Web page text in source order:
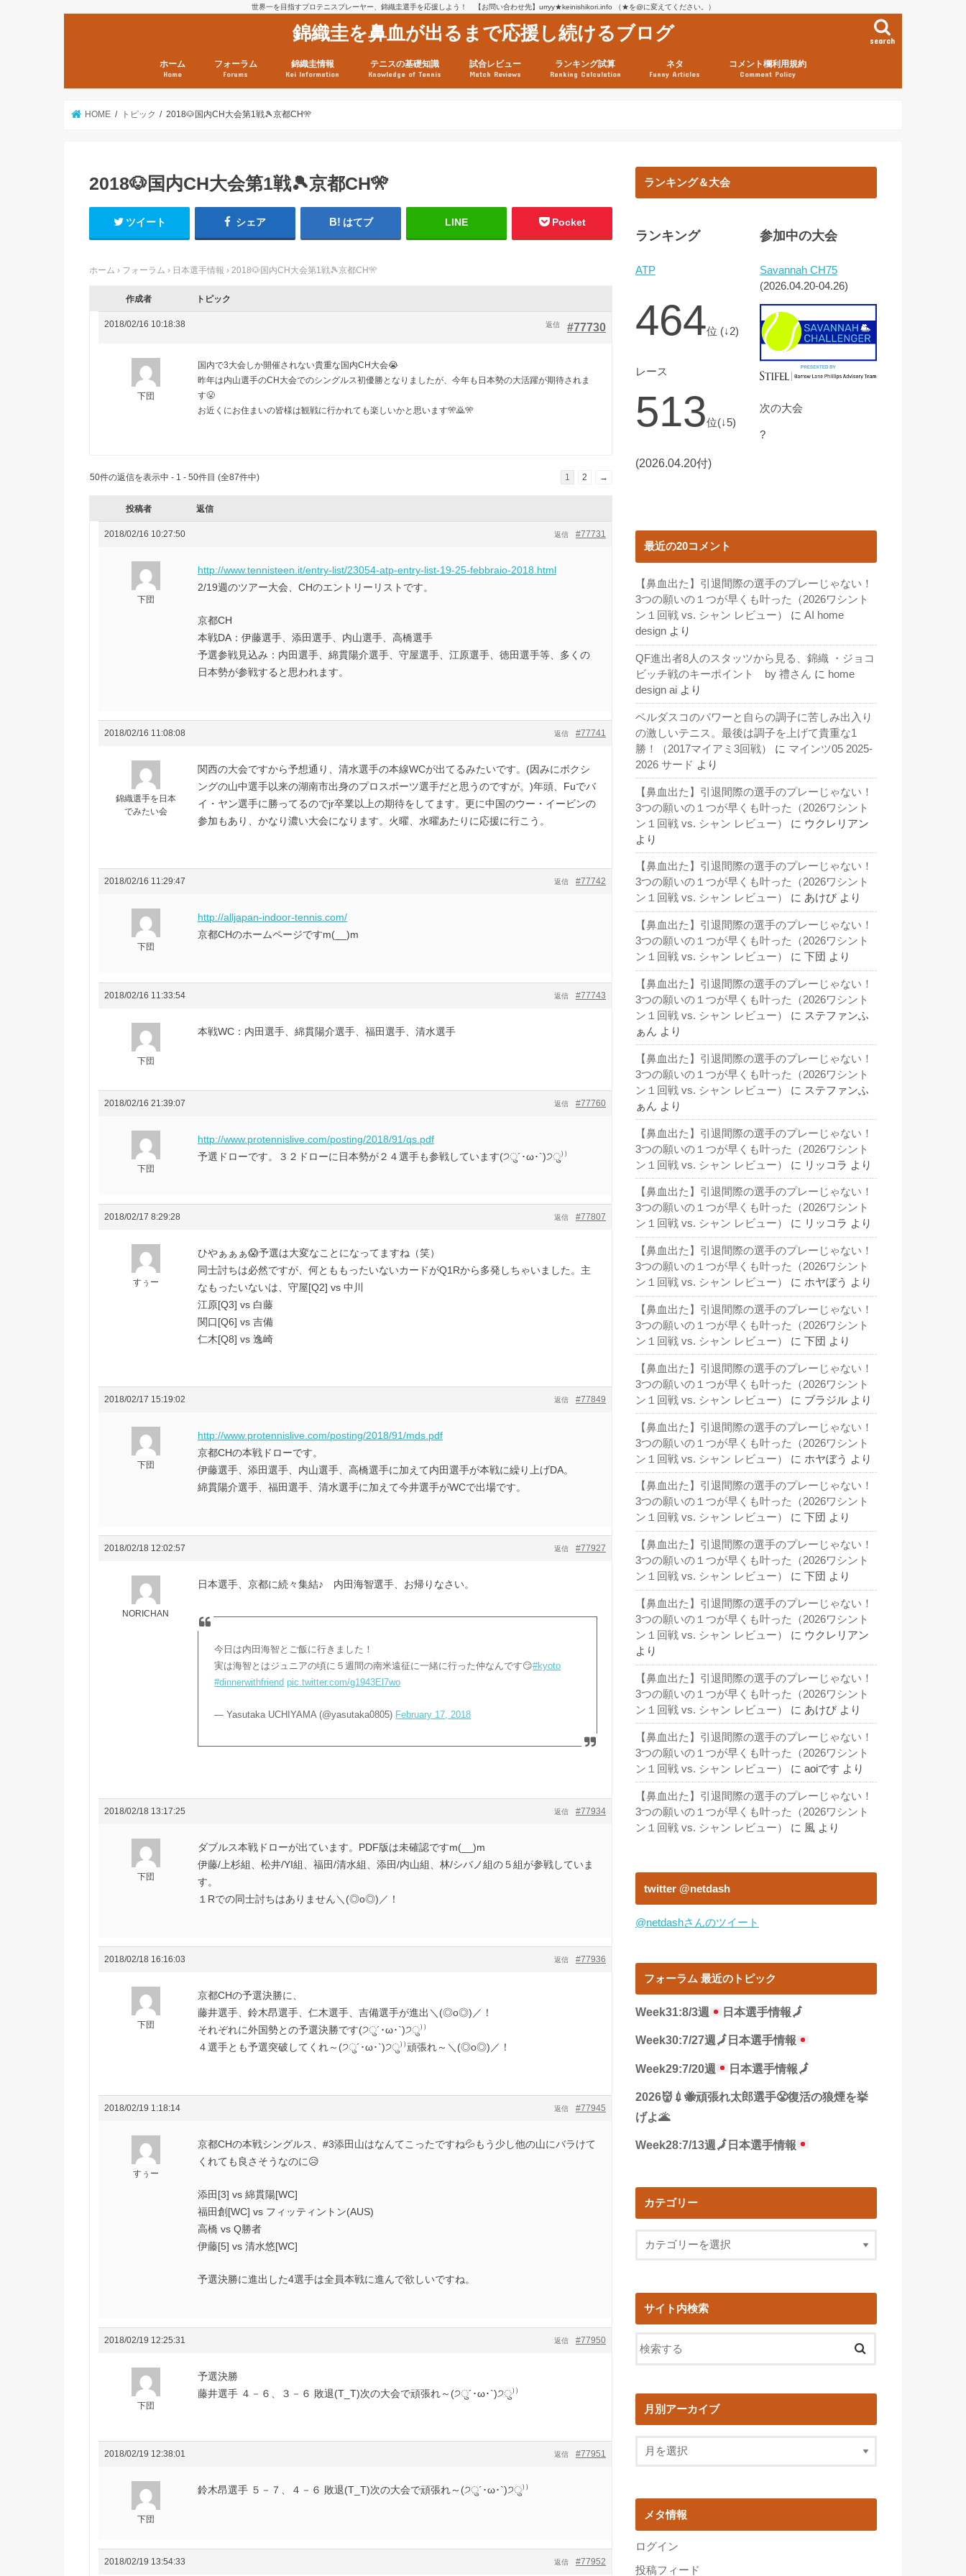
世界一を目指すプロテニスプレーヤー、錦織圭選手を応援しよう！ 【お問い合わせ先】urryy★keinishikori.info （★を@に変えてください。）
錦織圭を鼻血が出るまで応援し続けるブログ search
ホーム
Home
フォーラム
Forums
錦織圭情報
Kei Information
日現在）
点）
テニスの基礎知識
Knowledge of Tennis
試合レビュー
Match Reviews
ランキング試算
Ranking Calculation
ネタ
Funny Articles
コメント欄利用規約
Comment Policy
HOME トピック 2018🐶国内CH大会第1戦🎾京都CH🎌
2018🐶国内CH大会第1戦🎾京都CH🎌
ツイート シェア はてブ LINE Pocket
ホーム › フォーラム › 日本選手情報 › 2018🐶国内CH大会第1戦🎾京都CH🎌
作成者 トピック
2018/02/16 10:18:38 #77730
返信
下団
国内で3大会しか開催されない貴重な国内CH大会😭
昨年は内山選手のCH大会でのシングルス初優勝となりましたが、今年も日本勢の大活躍が期待されま
す😤
お近くにお住まいの皆様は観戦に行かれても楽しいかと思います🎌🙇🎌
50件の返信を表示中 - 1 - 50件目 (全87件中) 1 2 →
投稿者 返信
2018/02/16 10:27:50 #77731
返信
下団
http://www.tennisteen.it/entry-list/23054-atp-entry-list-19-25-febbraio-2018.html
2/19週のツアー大会、CHのエントリーリストです。
京都CH
本戦DA：伊藤選手、添田選手、内山選手、高橋選手
予選参戦見込み：内田選手、綿貫陽介選手、守屋選手、江原選手、徳田選手等、多くの
日本勢が参戦すると思われます。
2018/02/16 11:08:08 #77741
返信
錦織選手を日本
でみたい会
関西の大会ですから予想通り、清水選手の本線WCが出てるみたいです。(因みにボクシ
ングの山中選手以来の湖南市出身のプロスポーツ選手だと思うのですが。)年頭、Fuでバ
イ・ヤン選手に勝ってるのでjr卒業以上の期待をしてます。更に中国のウー・イービンの
参加もあり、かなり濃い大会になります。火曜、水曜あたりに応援に行こう。
2018/02/16 11:29:47 #77742
返信
下団
http://alljapan-indoor-tennis.com/
京都CHのホームページですm(__)m
2018/02/16 11:33:54 #77743
返信
下団
本戦WC：内田選手、綿貫陽介選手、福田選手、清水選手
2018/02/16 21:39:07 #77760
返信
下団
http://www.protennislive.com/posting/2018/91/qs.pdf
予選ドローです。３２ドローに日本勢が２４選手も参戦しています(੭ु´･ω･`)੭ु⁾⁾
2018/02/17 8:29:28 #77807
返信
すぅー
ひやぁぁぁ😱予選は大変なことになってますね（笑）
同士討ちは必然ですが、何とももったいないカードがQ1Rから多発しちゃいました。主
なもったいないは、守屋[Q2] vs 中川
江原[Q3] vs 白藤
関口[Q6] vs 吉備
仁木[Q8] vs 逸崎
2018/02/17 15:19:02 #77849
返信
下団
http://www.protennislive.com/posting/2018/91/mds.pdf
京都CHの本戦ドローです。
伊藤選手、添田選手、内山選手、高橋選手に加えて内田選手が本戦に繰り上げDA。
綿貫陽介選手、福田選手、清水選手に加えて今井選手がWCで出場です。
2018/02/18 12:02:57 #77927
返信
NORICHAN
日本選手、京都に続々集結♪ 内田海智選手、お帰りなさい。
今日は内田海智とご飯に行きました！
実は海智とはジュニアの頃に５週間の南米遠征に一緒に行った仲なんです😏#kyoto
#dinnerwithfriend pic.twitter.com/g1943El7wo
— Yasutaka UCHIYAMA (@yasutaka0805) February 17, 2018
2018/02/18 13:17:25 #77934
返信
下団
ダブルス本戦ドローが出ています。PDF版は未確認ですm(__)m
伊藤/上杉組、松井/YI組、福田/清水組、添田/内山組、林/シバノ組の５組が参戦していま
す。
１Rでの同士討ちはありません＼(◎o◎)／！
2018/02/18 16:16:03 #77936
返信
下団
京都CHの予選決勝に、
藤井選手、鈴木昂選手、仁木選手、吉備選手が進出＼(◎o◎)／！
それぞれに外国勢との予選決勝です(੭ु´･ω･`)੭ु⁾⁾
４選手とも予選突破してくれ～(੭ु´･ω･`)੭ु⁾⁾頑張れ～＼(◎o◎)／！
2018/02/19 1:18:14 #77945
返信
すぅー
京都CHの本戦シングルス、#3添田山はなんてこったですね💦もう少し他の山にバラけて
くれても良さそうなのに😥
添田[3] vs 綿貫陽[WC]
福田創[WC] vs フィッティントン(AUS)
高橋 vs Q勝者
伊藤[5] vs 清水悠[WC]
予選決勝に進出した4選手は全員本戦に進んで欲しいですね。
2018/02/19 12:25:31 #77950
返信
下団
予選決勝
藤井選手 ４－６、３－６ 敗退(T_T)次の大会で頑張れ～(੭ु´･ω･`)੭ु⁾⁾
2018/02/19 12:38:01 #77951
返信
下団
鈴木昂選手 ５－７、４－６ 敗退(T_T)次の大会で頑張れ～(੭ु´･ω･`)੭ु⁾⁾
2018/02/19 13:54:33 #77952
返信
ランキング＆大会
ランキング
ATP
464位 (↓2)
レース
513位(↓5)
(2026.04.20付)
参加中の大会
Savannah CH75
(2026.04.20-04.26)
次の大会
?
最近の20コメント
【鼻血出た】引退間際の選手のプレーじゃない！
3つの願いの１つが早くも叶った（2026ワシント
ン１回戦 vs. シャン レビュー）
に AI home
design より
QF進出者8人のスタッツから見る、錦織 ・ジョコ
ビッチ戦のキーポイント by 禮さん に home
design ai より
ベルダスコのパワーと自らの調子に苦しみ出入り
の激しいテニス。最後は調子を上げて貴重な1
勝！（2017マイアミ3回戦）
に マインツ05 2025-
2026 サード より
【鼻血出た】引退間際の選手のプレーじゃない！
3つの願いの１つが早くも叶った（2026ワシント
ン１回戦 vs. シャン レビュー）
に ウクレリアン
より
【鼻血出た】引退間際の選手のプレーじゃない！
3つの願いの１つが早くも叶った（2026ワシント
ン１回戦 vs. シャン レビュー）
に あけび より
【鼻血出た】引退間際の選手のプレーじゃない！
3つの願いの１つが早くも叶った（2026ワシント
ン１回戦 vs. シャン レビュー）
に 下団 より
【鼻血出た】引退間際の選手のプレーじゃない！
3つの願いの１つが早くも叶った（2026ワシント
ン１回戦 vs. シャン レビュー）
に ステファンふ
ぁん より
【鼻血出た】引退間際の選手のプレーじゃない！
3つの願いの１つが早くも叶った（2026ワシント
ン１回戦 vs. シャン レビュー）
に ステファンふ
ぁん より
【鼻血出た】引退間際の選手のプレーじゃない！
3つの願いの１つが早くも叶った（2026ワシント
ン１回戦 vs. シャン レビュー）
に リッコラ より
【鼻血出た】引退間際の選手のプレーじゃない！
3つの願いの１つが早くも叶った（2026ワシント
ン１回戦 vs. シャン レビュー）
に リッコラ より
【鼻血出た】引退間際の選手のプレーじゃない！
3つの願いの１つが早くも叶った（2026ワシント
ン１回戦 vs. シャン レビュー）
に ホヤぼう より
【鼻血出た】引退間際の選手のプレーじゃない！
3つの願いの１つが早くも叶った（2026ワシント
ン１回戦 vs. シャン レビュー）
に 下団 より
【鼻血出た】引退間際の選手のプレーじゃない！
3つの願いの１つが早くも叶った（2026ワシント
ン１回戦 vs. シャン レビュー）
に ブラジル より
【鼻血出た】引退間際の選手のプレーじゃない！
3つの願いの１つが早くも叶った（2026ワシント
ン１回戦 vs. シャン レビュー）
に ホヤぼう より
【鼻血出た】引退間際の選手のプレーじゃない！
3つの願いの１つが早くも叶った（2026ワシント
ン１回戦 vs. シャン レビュー）
に 下団 より
【鼻血出た】引退間際の選手のプレーじゃない！
3つの願いの１つが早くも叶った（2026ワシント
ン１回戦 vs. シャン レビュー）
に 下団 より
【鼻血出た】引退間際の選手のプレーじゃない！
3つの願いの１つが早くも叶った（2026ワシント
ン１回戦 vs. シャン レビュー）
に ウクレリアン
より
【鼻血出た】引退間際の選手のプレーじゃない！
3つの願いの１つが早くも叶った（2026ワシント
ン１回戦 vs. シャン レビュー）
に あけび より
【鼻血出た】引退間際の選手のプレーじゃない！
3つの願いの１つが早くも叶った（2026ワシント
ン１回戦 vs. シャン レビュー）
に aoiです より
【鼻血出た】引退間際の選手のプレーじゃない！
3つの願いの１つが早くも叶った（2026ワシント
ン１回戦 vs. シャン レビュー）
に 風 より
twitter @netdash
@netdashさんのツイート
フォーラム 最近のトピック
Week31:8/3週 日本選手情報🗾
Week30:7/27週🗾 日本選手情報
Week29:7/20週 日本選手情報🗾
2026👹💉🐝頑張れ太郎選手😤復活の狼煙を挙
げよ🌋
Week28:7/13週 🗾 日本選手情報
カテゴリー
サイト内検索
月別アーカイブ
メタ情報
ログイン
投稿フィード